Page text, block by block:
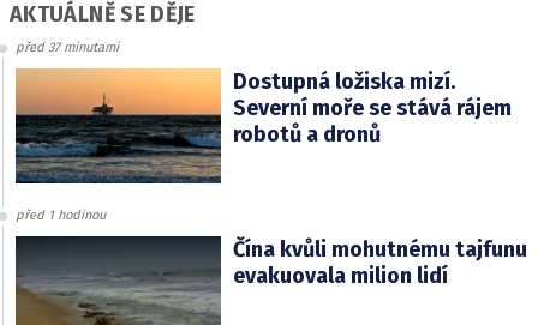
AKTUÁLNĚ SE DĚJE
před 37 minutami
Dostupná ložiska mizí.
Severní moře se stává rájem
robotů a dronů
před 1 hodinou
Čína kvůli mohutnému tajfunu
evakuovala milion lidí